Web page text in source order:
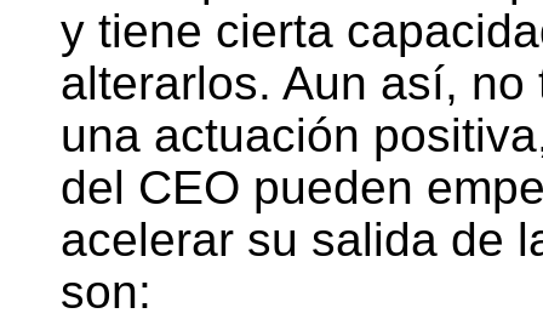
y tiene cierta
alterarlos. Aun así,
una actuación
del CEO pueden
acelerar su salida de
son: